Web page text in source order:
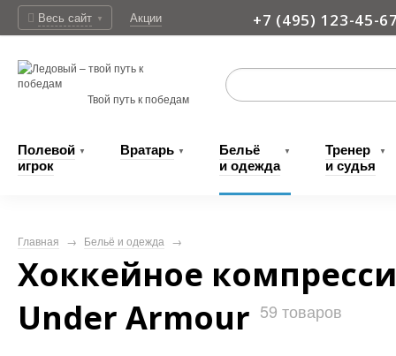
Весь сайт ▼
Акции
+7 (495) 123-45-
Твой путь к победам
Полевой
игрок
▼ Вратарь ▼
Бельё
и одежда
▼
Тренер
и судья
▼
Главная → Бельё и одежда →
Хоккейное
Under Armour 59 товаров